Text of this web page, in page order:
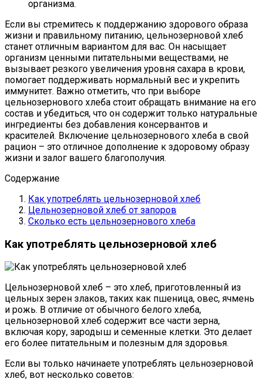
организма.
Если вы стремитесь к поддержанию здорового образа
жизни и правильному питанию, цельнозерновой хлеб
станет отличным вариантом для вас. Он насыщает
организм ценными питательными веществами, не
вызывает резкого увеличения уровня сахара в крови,
помогает поддерживать нормальный вес и укрепить
иммунитет. Важно отметить, что при выборе
цельнозернового хлеба стоит обращать внимание на его
состав и убедиться, что он содержит только натуральные
ингредиенты без добавления консервантов и
красителей. Включение цельнозернового хлеба в свой
рацион – это отличное дополнение к здоровому образу
жизни и залог вашего благополучия.
Содержание
Как употреблять цельнозерновой хлеб
Цельнозерновой хлеб от запоров
Сколько есть цельнозернового хлеба
Как употреблять цельнозерновой хлеб
Цельнозерновой хлеб – это хлеб, приготовленный из
цельных зерен злаков, таких как пшеница, овес, ячмень
и рожь. В отличие от обычного белого хлеба,
цельнозерновой хлеб содержит все части зерна,
включая кору, зародыш и семенные клетки. Это делает
его более питательным и полезным для здоровья.
Если вы только начинаете употреблять цельнозерновой
хлеб, вот несколько советов: